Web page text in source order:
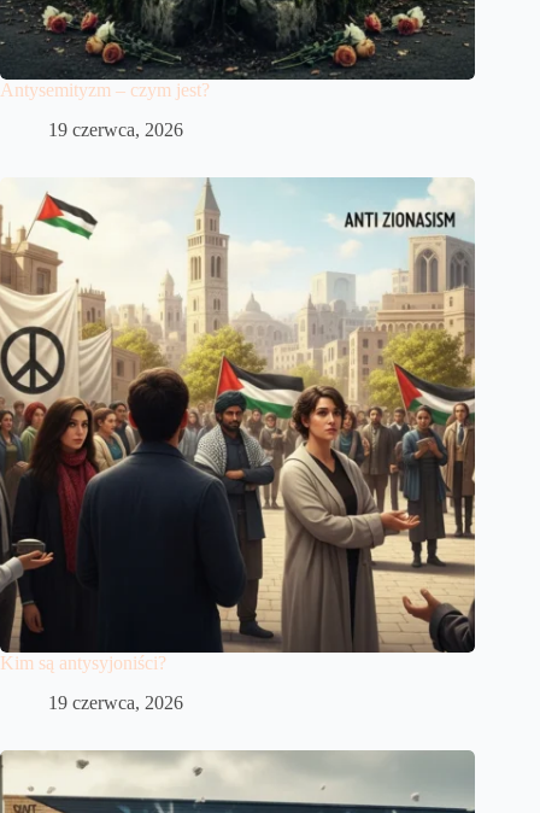
Antysemityzm – czym jest?
19 czerwca, 2026
Kim są antysyjoniści?
19 czerwca, 2026